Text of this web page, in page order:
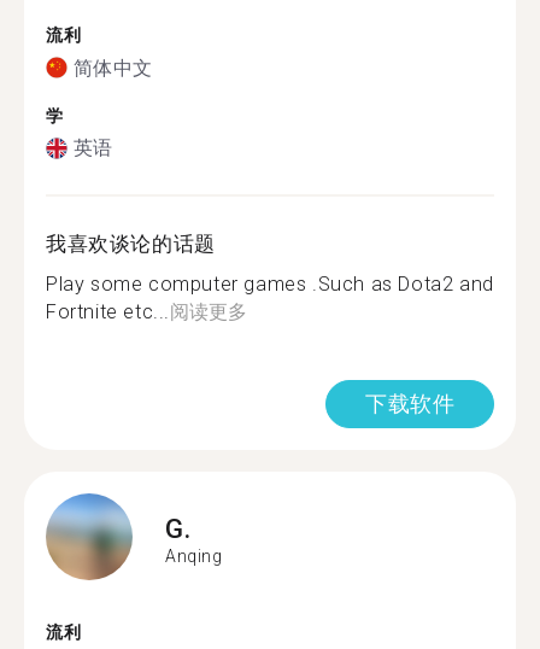
流利
简体中文
学
英语
我喜欢谈论的话题
Play some computer games .Such as Dota2 and
Fortnite etc...阅读更多
下载软件
G.
Anqing
流利